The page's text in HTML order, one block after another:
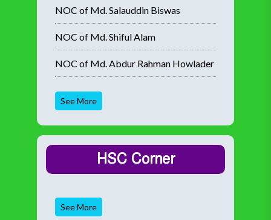
NOC of Md. Salauddin Biswas
NOC of Md. Shiful Alam
NOC of Md. Abdur Rahman Howlader
See More
HSC Corner
See More